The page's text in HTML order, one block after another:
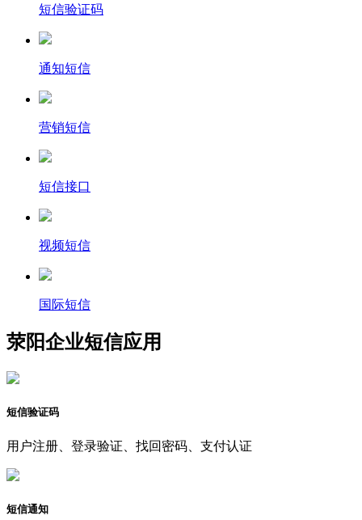
短信验证码
通知短信
营销短信
短信接口
视频短信
国际短信
荥阳企业短信应用
短信验证码
用户注册、登录验证、找回密码、支付认证
短信通知